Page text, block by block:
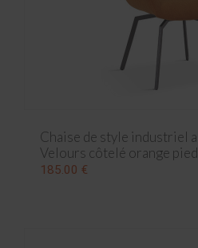
Chaise de style industriel
Velours côtelé orange
63x63x84 cm
185.00 €